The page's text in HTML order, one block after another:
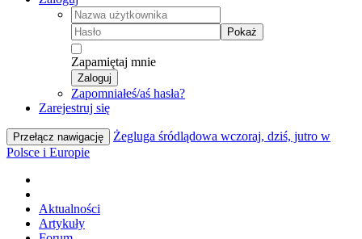
Pokaż
Zapamiętaj mnie
Zaloguj
Zapomniałeś/aś hasła?
Zarejestruj się
Przełącz nawigację
Żegluga śródlądowa wczoraj, dziś, jutro w
Polsce i Europie
Aktualności
Artykuły